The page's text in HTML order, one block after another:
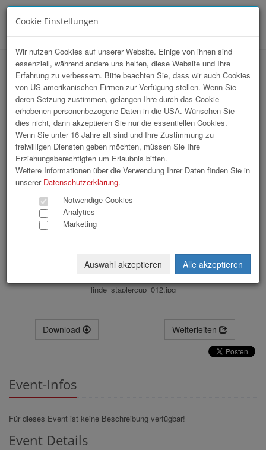
14. Linde Staplercup
linde_staplercup_012.jpg
Download Weiterleiten
Event-Infos
Für dieses Event ist keine Beschreibung verfügbar!
Event Details
Cookie Einstellungen
Wir nutzen Cookies auf unserer Website. Einige von ihnen sind
essenziell, während andere uns helfen, diese Website und Ihre
Erfahrung zu verbessern. Bitte beachten Sie, dass wir auch Cookies
von US-amerikanischen Firmen zur Verfügung stellen. Wenn Sie
deren Setzung zustimmen, gelangen Ihre durch das Cookie
erhobenen personenbezogene Daten in die USA. Wünschen Sie
dies nicht, dann akzeptieren Sie nur die essentiellen Cookies.
Wenn Sie unter 16 Jahre alt sind und Ihre Zustimmung zu
freiwilligen Diensten geben möchten, müssen Sie Ihre
Erziehungsberechtigten um Erlaubnis bitten.
Weitere Informationen über die Verwendung Ihrer Daten finden Sie in
unserer Datenschutzerklärung.
Notwendige Cookies
Analytics
Marketing
Auswahl akzeptieren Alle akzeptieren